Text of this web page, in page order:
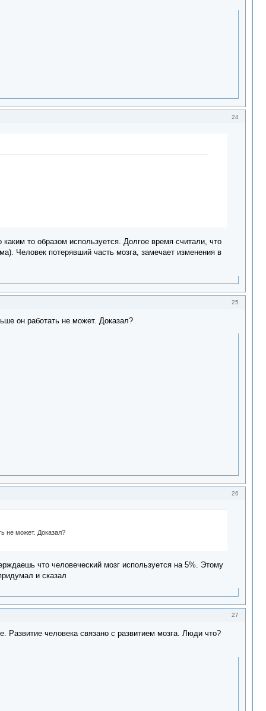
24
то образом используется. Долгое время считали, что
Человек потерявший часть мозга, замечает изменения в
25
он работать не может. Доказал?
26
не может. Доказал?
что человеческий мозг используется на 5%. Этому
и сказал
27
человека связано с развитием мозга. Люди что?